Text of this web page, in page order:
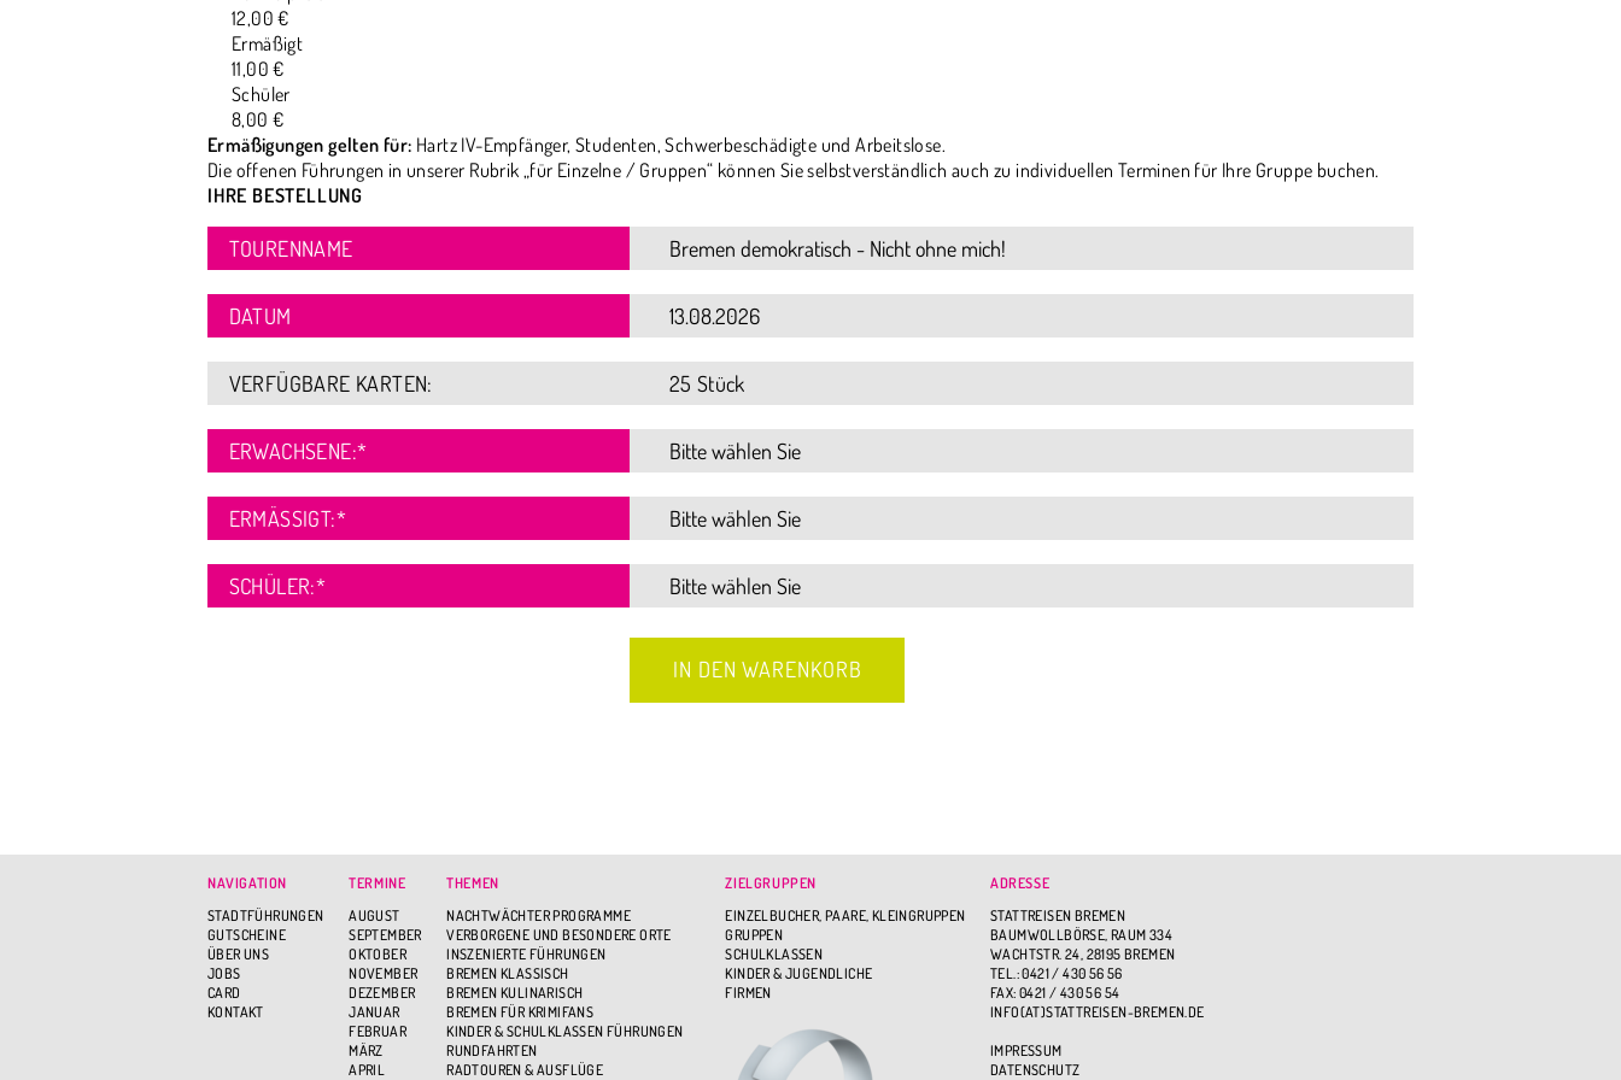
12,00 €
Ermäßigt
11,00 €
Schüler
8,00 €
Ermäßigungen gelten für: Hartz IV-Empfänger, Studenten, Schwerbeschädigte und Arbeitslose.
Die offenen Führungen in unserer Rubrik „für Einzelne / Gruppen“ können Sie selbstverständlich auch zu individuellen Terminen für Ihre Gruppe buchen.
IHRE BESTELLUNG
TOURENNAME
DATUM
VERFÜGBARE KARTEN: 25 Stück
ERWACHSENE:*
ERMÄSSIGT: *
SCHÜLER:*
NAVIGATION
STADTFÜHRUNGEN
GUTSCHEINE
ÜBER UNS
JOBS
CARD
KONTAKT
TERMINE
AUGUST
SEPTEMBER
OKTOBER
NOVEMBER
DEZEMBER
JANUAR
FEBRUAR
MÄRZ
APRIL
THEMEN
NACHTWÄCHTER PROGRAMME
VERBORGENE UND BESONDERE ORTE
INSZENIERTE FÜHRUNGEN
BREMEN KLASSISCH
BREMEN KULINARISCH
BREMEN FÜR KRIMIFANS
KINDER & SCHULKLASSEN FÜHRUNGEN
RUNDFAHRTEN
RADTOUREN & AUSFLÜGE
ZIELGRUPPEN
EINZELBUCHER, PAARE, KLEINGRUPPEN
GRUPPEN
SCHULKLASSEN
KINDER & JUGENDLICHE
FIRMEN
ADRESSE
STATTREISEN BREMEN
BAUMWOLLBÖRSE, RAUM 334
WACHTSTR. 24, 28195 BREMEN
TEL.: 0421 / 430 56 56
FAX: 0421 / 430 56 54
INFO(AT)STATTREISEN-BREMEN.DE
IMPRESSUM
DATENSCHUTZ